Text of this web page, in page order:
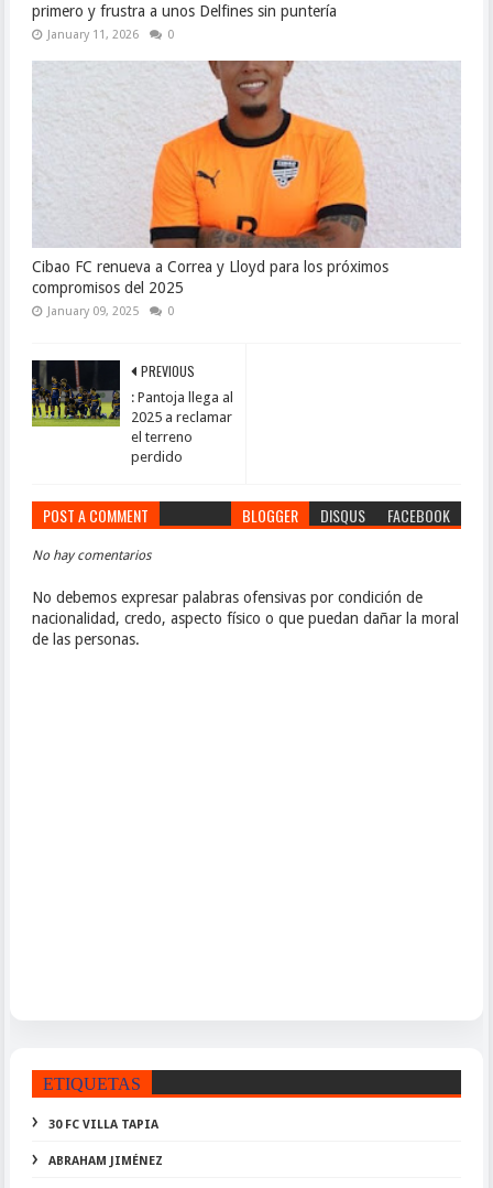
primero y frustra a unos Delfines sin puntería
January 11, 2026 0
Cibao FC renueva a Correa y Lloyd para los próximos
compromisos del 2025
January 09, 2025 0
PREVIOUS
: Pantoja llega al
2025 a reclamar
el terreno
perdido
POST A COMMENT BLOGGER DISQUS FACEBOOK
No hay comentarios
No debemos expresar palabras ofensivas por condición de
nacionalidad, credo, aspecto físico o que puedan dañar la moral
de las personas.
ETIQUETAS
30 FC VILLA TAPIA
ABRAHAM JIMÉNEZ